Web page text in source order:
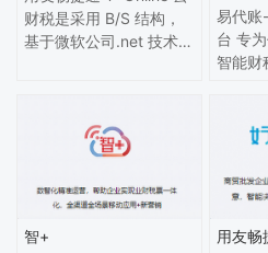
财税是采用 B/S 结构，
基于微软公司.net 技术的
动更新的功能 。
易代账
台 专
智能财
税服
用，
智+ 用友畅